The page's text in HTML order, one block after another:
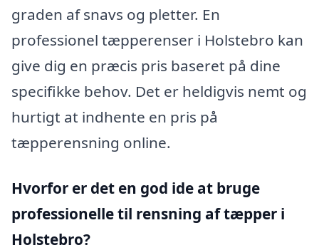
graden af snavs og pletter. En
professionel tæpperenser i Holstebro kan
give dig en præcis pris baseret på dine
specifikke behov. Det er heldigvis nemt og
hurtigt at indhente en pris på
tæpperensning online.
Hvorfor er det en god ide at bruge
professionelle til rensning af tæpper i
Holstebro?